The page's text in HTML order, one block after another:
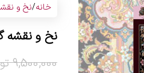
خانه نخ و
نخ و نقشه
9,500,000